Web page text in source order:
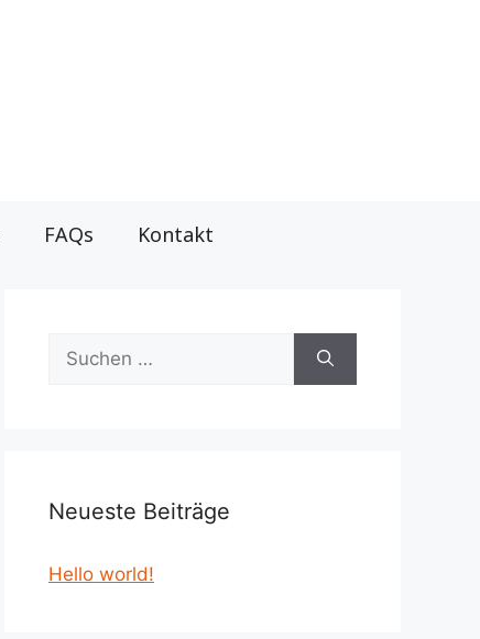
FAQs Kontakt
Suche
nach:
Neueste Beiträge
Hello world!